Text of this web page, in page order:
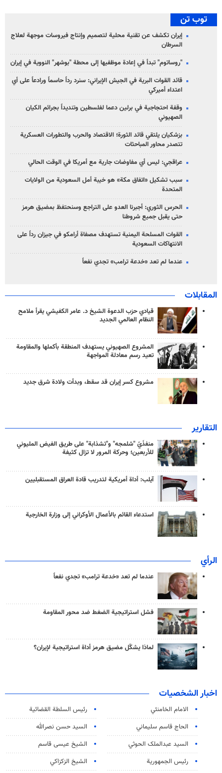
توب تن
إيران تكشف عن تقنية محلية لتصميم وإنتاج فيروسات موجهة لعلاج
السرطان
"روساتوم" تبدأ في إعادة موظفيها إلى محطة "بوشهر" النووية في إيران
قائد القوات البرية في الجيش الإيراني: سنرد رداً حاسماً ورادعاً على أي
اعتداء أميركي
وقفة احتجاجية في برلين دعما لفلسطين وتنديداً بجرائم الكيان
الصهیوني
بزشكيان يلتقي قائد الثورة؛ الاقتصاد والحرب والتطورات العسكرية
تتصدر محاور المباحثات
عراقجي: ليس أي مفاوضات جارية مع أمريكا في الوقت الحالي
سبب تشكيل «اتفاق مكة» هو خيبة أمل السعودية من الولايات
المتحدة
الحرس الثوري: أجبرنا العدو على التراجع وسنحتفظ بمضيق هرمز
حتى يقبل جميع شروطنا
القوات المسلحة اليمنية تستهدف مصفاة أرامكو في جيزان رداً على
الانتهاكات السعودية
عندما لم تعد «خدعة ترامب» تجدي نفعاً
المقابلات
قيادي حزب الدعوة الشيخ د. عامر الكفيشي يقرأ ملامح
النظام العالمي الجديد
المشروع الصهيوني يستهدف المنطقة بأكملها والمقاومة
تعيد رسم معادلة المواجهة
مشروع كسر إيران قد سقط، وبدأت ولادة شرق جديد
التقارير
منفذَيّ "شلمجه" و"تشذابة" على طريق الفيض المليوني
للأربعين؛ وحركة المرور لا تزال كثيفة
آيلب: أداة أمريكية لتدريب قادة العراق المستقبليين
استدعاء القائم بالأعمال الأوكراني إلى وزارة الخارجية
الرأي
عندما لم تعد «خدعة ترامب» تجدي نفعاً
فشل استراتيجية الضغط ضد محور المقاومة
لماذا يشكّل مضيق هرمز أداة استراتيجية لإيران؟
اخبار الشخصيات
الامام الخامنئي
رئیس السلطة القضائیة
الحاج قاسم سليماني
السيد حسن نصرالله
السید عبدالملک الحوثي
الشيخ عيسى قاسم
رئيس الجمهورية
الشيخ الزكزاكي